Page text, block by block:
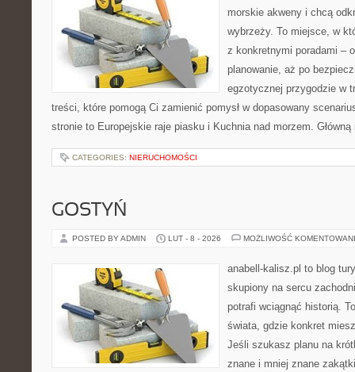
morskie akweny i chcą
wybrzeży. To miejsce, w
z konkretnymi poradami –
planowanie, aż po
egzotycznej przygodzie w
treści, które pomogą Ci zamienić pomysł w dopasowany
stronie to Europejskie raje piasku i Kuchnia nad morzem.
CATEGORIES: NIERUCHOMOŚCI
GOSTYŃ
POSTED BY ADMIN LUT - 8 - 2026 MOŻLIWOŚĆ
anabell-kalisz.pl to blog
skupiony na sercu
potrafi wciągnąć historią.
świata, gdzie konkret
Jeśli szukasz planu na
znane i mniej znane